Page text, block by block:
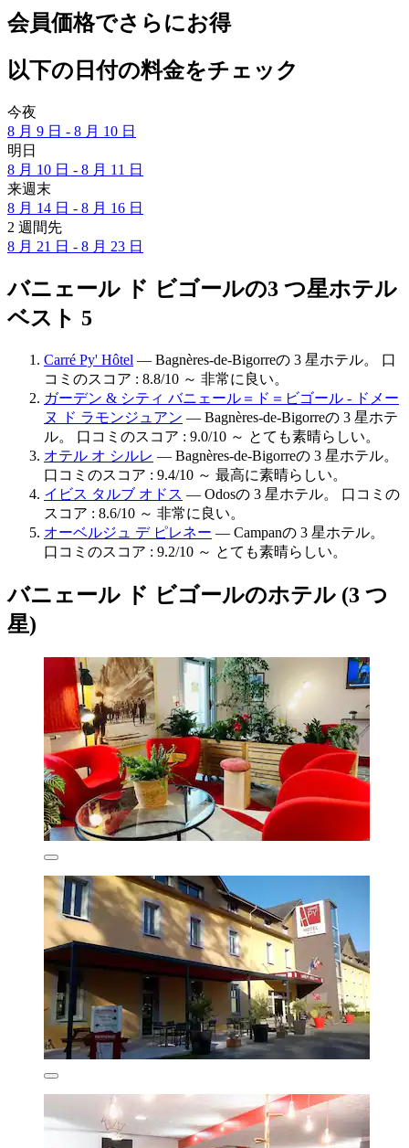
会員価格でさらにお得
以下の日付の料金をチェック
今夜
8 月 9 日 - 8 月 10 日
明日
8 月 10 日 - 8 月 11 日
来週末
8 月 14 日 - 8 月 16 日
2 週間先
8 月 21 日 - 8 月 23 日
バニェール ド ビゴールの3 つ星ホテル
ベスト 5
Carré Py' Hôtel — Bagnères-de-Bigorreの 3 星ホテル。 口
コミのスコア : 8.8/10 ～ 非常に良い。
ガーデン & シティ バニェール＝ド＝ビゴール - ドメー
ヌ ド ラモンジュアン — Bagnères-de-Bigorreの 3 星ホテ
ル。 口コミのスコア : 9.0/10 ～ とても素晴らしい。
オテル オ シルレ — Bagnères-de-Bigorreの 3 星ホテル。
口コミのスコア : 9.4/10 ～ 最高に素晴らしい。
イビス タルブ オドス — Odosの 3 星ホテル。 口コミの
スコア : 8.6/10 ～ 非常に良い。
オーベルジュ デ ピレネー — Campanの 3 星ホテル。
口コミのスコア : 9.2/10 ～ とても素晴らしい。
バニェール ド ビゴールのホテル (3 つ
星)